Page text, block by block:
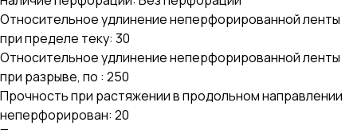
Относительное удлинение неперфорированной ленты
при пределе теку: 30
Относительное удлинение неперфорированной ленты
при разрыве, по : 250
Прочность при растяжении в продольном направлении
неперфорирован: 20